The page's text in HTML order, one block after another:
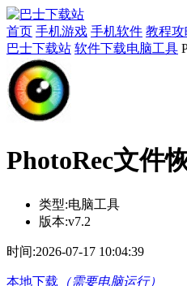
首页 手机游戏 手机软件 教程攻
巴士下载站 软件下载​​电脑工具
PhotoRec文件
类型:​​电脑工具
版本:v7.2
时间:2026-07-17 10:04:39
本地下载 （需要电脑运行）